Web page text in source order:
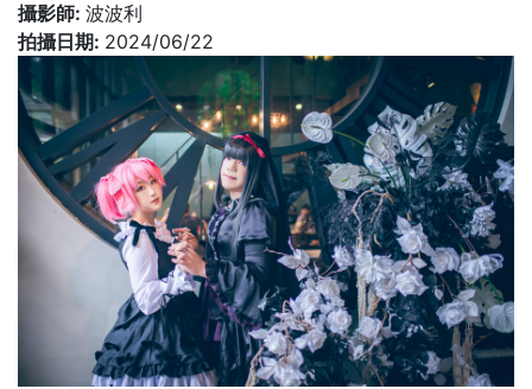
攝影師: 波波利
拍攝日期: 2024/06/22